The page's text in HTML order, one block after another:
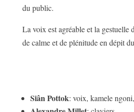
du public.
La voix est agréable et la gestuelle
de calme et de plénitude en dépit
Siân Pottok: voix, kamele